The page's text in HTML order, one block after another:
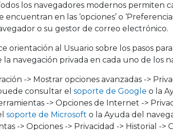
los navegadores modernos permiten
en las ‘opciones’ o
o su gestor de correo electrónico.
orientación al Usuario sobre los pasos
la navegación privada en cada uno de los
-> Mostrar opciones avanzadas ->
consultar el soporte de Google o la
-> Opciones de Internet ->
soporte de Microsoft o la Ayuda del
-> Opciones -> Privacidad -> Historial ->